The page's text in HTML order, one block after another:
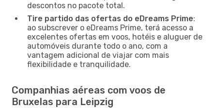
descontos no pacote total.
Tire partido das ofertas do eDreams Prime:
ao subscrever o eDreams Prime, terá acesso a
excelentes ofertas em voos, hotéis e aluguer de
automóveis durante todo o ano, com a
vantagem adicional de viajar com mais
flexibilidade e tranquilidade.
Companhias aéreas com voos de
Bruxelas para Leipzig